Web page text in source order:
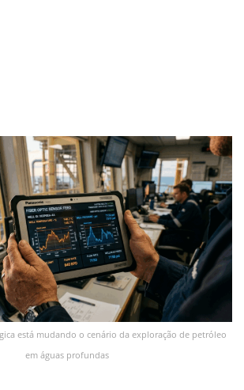
está mudando o cenário da exploração de petróleo
em águas profundas